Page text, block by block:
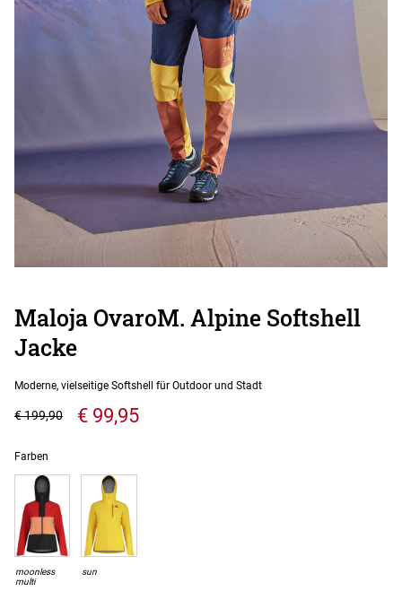
Maloja OvaroM. Alpine Softshell
Jacke
Moderne, vielseitige Softshell für Outdoor und Stadt
€ 99,95
€ 199,90
Farben
moonless
multi
sun